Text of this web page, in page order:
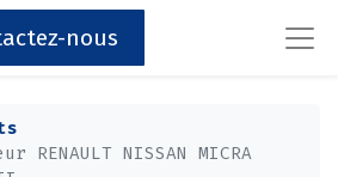
nous
RENAULT NISSAN MICRA